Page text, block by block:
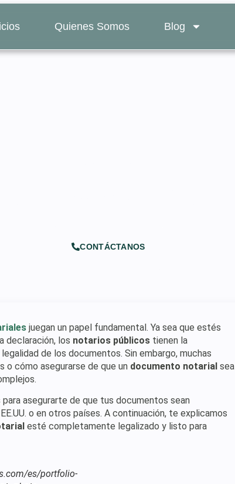
Quienes Somos Blog
CONTÁCTANOS
juegan un papel fundamental. Ya sea que estés
declaración, los notarios públicos tienen la
de los documentos. Sin embargo, muchas
o cómo asegurarse de que un documento notarial sea
asegurarte de que tus documentos sean
o en otros países. A continuación, te explicamos
esté completamente legalizado y listo para
es/portfolio-